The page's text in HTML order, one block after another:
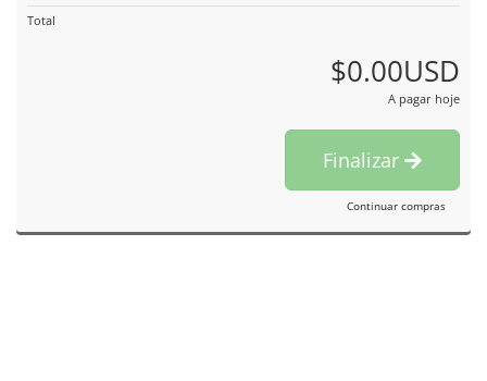
Total
$0.00USD
A pagar hoje
Finalizar
Continuar compras